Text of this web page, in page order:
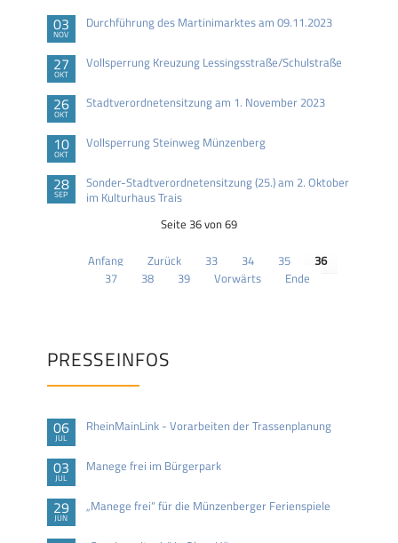
03
NOV
Durchführung des Martinimarktes am 09.11.2023
27
OKT
Vollsperrung Kreuzung Lessingsstraße/Schulstraße
26
OKT
Stadtverordnetensitzung am 1. November 2023
10
OKT
Vollsperrung Steinweg Münzenberg
28
SEP
Sonder-Stadtverordnetensitzung (25.) am 2. Oktober
im Kulturhaus Trais
Seite 36 von 69
Anfang Zurück 33 34 35
36
37
38 39 Vorwärts Ende
PRESSEINFOS
06
JUL
RheinMainLink - Vorarbeiten der Trassenplanung
03
JUL
Manege frei im Bürgerpark
29
JUN
„Manege frei“ für die Münzenberger Ferienspiele